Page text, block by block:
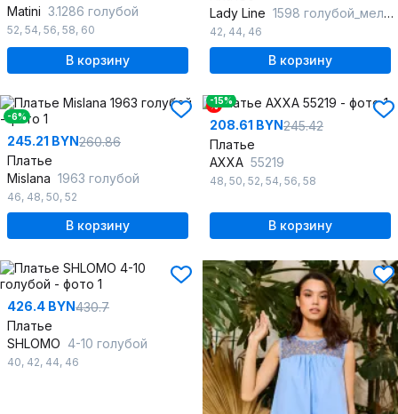
Matini 3.1286 голубой
52, 54, 56, 58, 60
В корзину
Lady Line 1598 голубой_меланж
42, 44, 46
В корзину
-6%
245.21 BYN260.86
Платье
Mislana 1963 голубой
46, 48, 50, 52
В корзину
%
-15%
208.61 BYN245.42
Платье
AXXA 55219
48, 50, 52, 54, 56, 58
В корзину
426.4 BYN430.7
Платье
SHLOMO 4-10 голубой
40, 42, 44, 46